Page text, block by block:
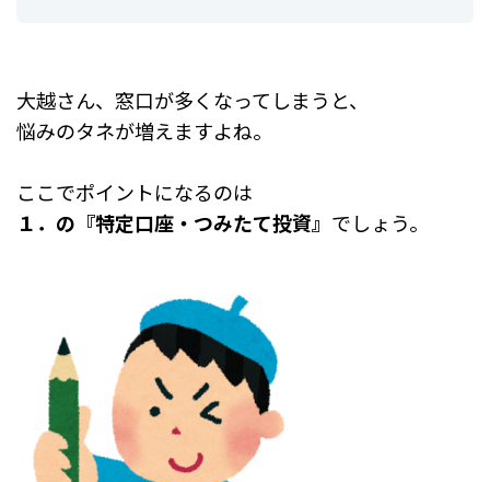
大越さん、窓口が多くなってしまうと、
悩みのタネが増えますよね。
ここでポイントになるのは
１．の『特定口座・つみたて投資』 でしょう。